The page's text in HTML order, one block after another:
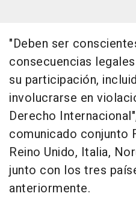
"Deben ser
consecuencias
su participación,
involucrarse en
Derecho
comunicado conjunto
Reino Unido, Italia,
junto con los tres
anteriormente.